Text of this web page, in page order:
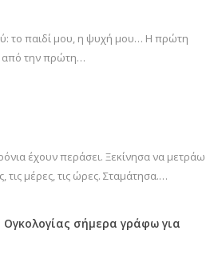
το παιδί μου, η ψυχή μου… Η πρώτη
από την πρώτη…
έχουν περάσει. Ξεκίνησα να μετράω
τις μέρες, τις ώρες. Σταμάτησα.…
σήμερα γράφω για